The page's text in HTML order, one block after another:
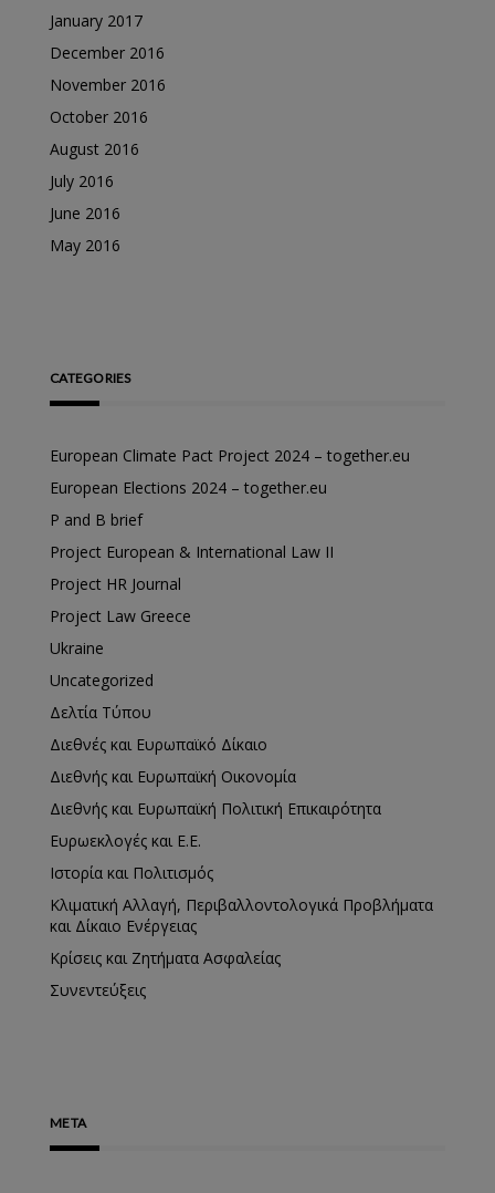
January 2017
December 2016
November 2016
October 2016
August 2016
July 2016
June 2016
May 2016
CATEGORIES
European Climate Pact Project 2024 – together.eu
European Elections 2024 – together.eu
P and B brief
Project European & International Law II
Project HR Journal
Project Law Greece
Ukraine
Uncategorized
Δελτία Τύπου
Διεθνές και Ευρωπαϊκό Δίκαιο
Διεθνής και Ευρωπαϊκή Οικονομία
Διεθνής και Ευρωπαϊκή Πολιτική Επικαιρότητα
Ευρωεκλογές και Ε.Ε.
Ιστορία και Πολιτισμός
Κλιματική Αλλαγή, Περιβαλλοντολογικά Προβλήματα
και Δίκαιο Ενέργειας
Κρίσεις και Ζητήματα Ασφαλείας
Συνεντεύξεις
META